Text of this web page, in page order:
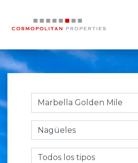
Marbella Golden Mile
Nagüeles
Todos los tipos